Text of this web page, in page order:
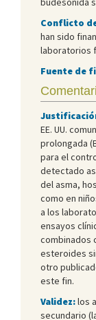
Conflicto
han sido
laboratorios
Fuente de
EE. UU.
prolongada
para el
detectado
del asma,
como en
a los
ensayos
combinados
esteroides
otro
este fin.
Validez:los
secundario